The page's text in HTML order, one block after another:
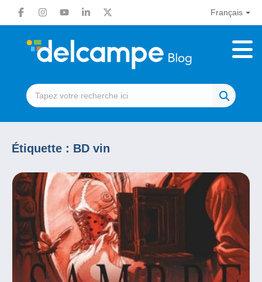
Français
Étiquette : BD vin